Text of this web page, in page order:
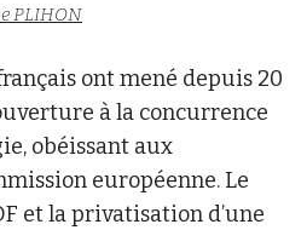
PLIHON
ont mené depuis 20
à la concurrence
obéissant aux
européenne. Le
et la privatisation d’une